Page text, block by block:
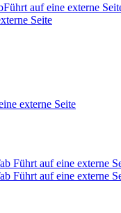
Führt auf eine externe
Seite
externe Seite
Führt auf eine externe
Führt auf eine externe